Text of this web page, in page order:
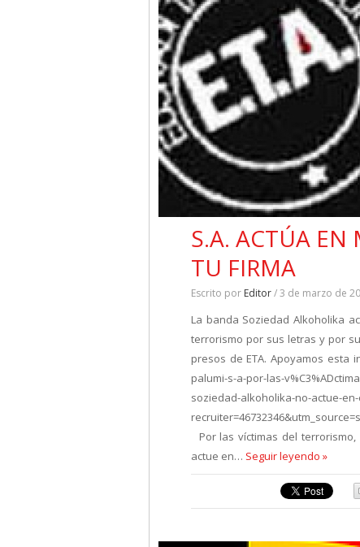
S.A. ACTÚA EN
TU FIRMA
Escrito por Editor/ 3 de marzo de
La banda Soziedad Alkoholika
terrorismo por sus letras y por
presos de ETA. Apoyamos esta
palumi-s-a-por-las-
soziedad-alkoholika-no-actue-
Por las víctimas del
actue en… Seguir leyendo »